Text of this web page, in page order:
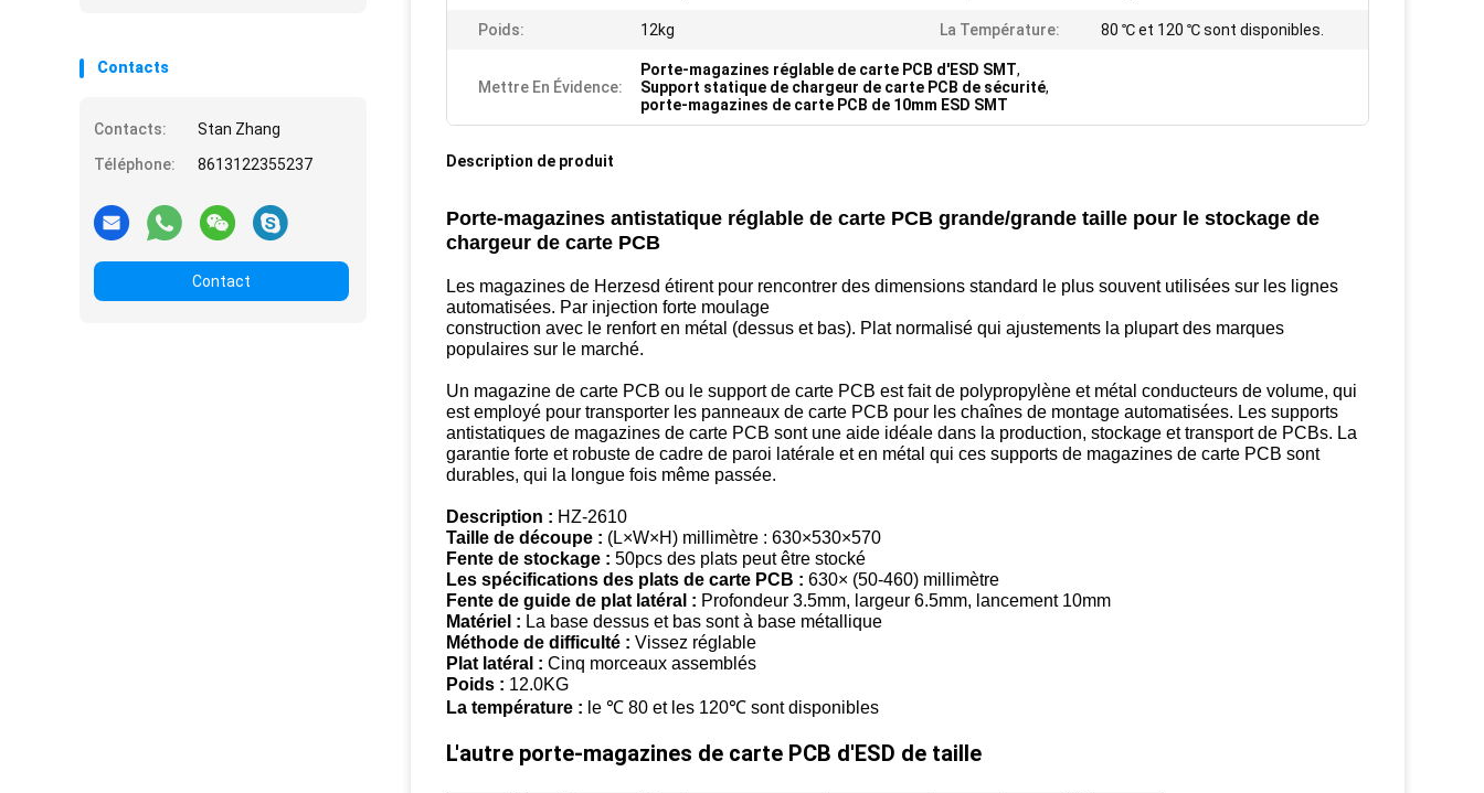
Contacts
Contacts:
Stan Zhang
Téléphone:
8613122355237
Contact
Poids: 12kg La Température: 80 ℃ et 120 ℃ sont disponibles.
Mettre En Évidence:
Porte-magazines réglable de carte PCB d'ESD SMT,
Support statique de chargeur de carte PCB de sécurité,
porte-magazines de carte PCB de 10mm ESD SMT
Description de produit
Porte-magazines antistatique réglable de carte PCB grande/grande taille pour le stockage de
chargeur de carte PCB
Les magazines de Herzesd étirent pour rencontrer des dimensions standard le plus souvent utilisées sur les lignes
automatisées. Par injection forte moulage
construction avec le renfort en métal (dessus et bas). Plat normalisé qui ajustements la plupart des marques
populaires sur le marché.
Un magazine de carte PCB ou le support de carte PCB est fait de polypropylène et métal conducteurs de volume, qui
est employé pour transporter les panneaux de carte PCB pour les chaînes de montage automatisées. Les supports
antistatiques de magazines de carte PCB sont une aide idéale dans la production, stockage et transport de PCBs. La
garantie forte et robuste de cadre de paroi latérale et en métal qui ces supports de magazines de carte PCB sont
durables, qui la longue fois même passée.
Description : HZ-2610
Taille de découpe : (L×W×H) millimètre : 630×530×570
Fente de stockage : 50pcs des plats peut être stocké
Les spécifications des plats de carte PCB : 630× (50-460) millimètre
Fente de guide de plat latéral : Profondeur 3.5mm, largeur 6.5mm, lancement 10mm
Matériel : La base dessus et bas sont à base métallique
Méthode de difficulté : Vissez réglable
Plat latéral : Cinq morceaux assemblés
Poids : 12.0KG
La température : le ℃ 80 et les 120℃ sont disponibles
L'autre porte-magazines de carte PCB d'ESD de taille